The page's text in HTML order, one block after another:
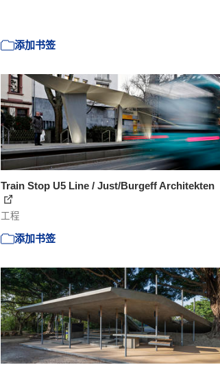
添加书签
Train Stop U5 Line / Just/Burgeff Architekten
工程
添加书签